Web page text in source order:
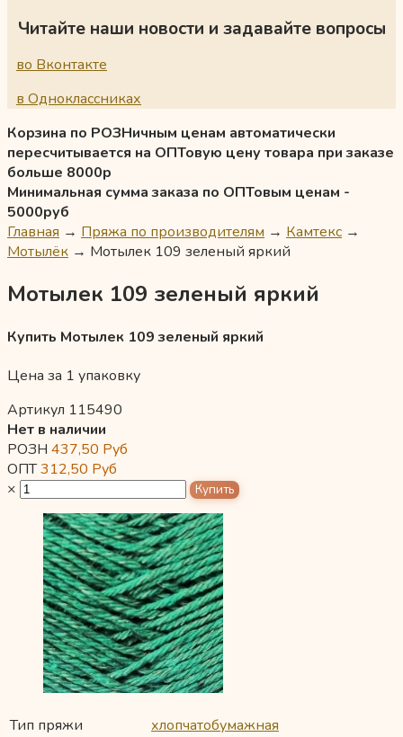
Читайте наши новости и задавайте вопросы
во Вконтакте
в Одноклассниках
Корзина по РОЗНичным ценам автоматически
пересчитывается на ОПТовую цену товара при заказе
больше 8000р
Минимальная сумма заказа по ОПТовым ценам -
5000руб
Главная → Пряжа по производителям → Камтекс →
Мотылёк → Мотылек 109 зеленый яркий
Мотылек 109 зеленый яркий
Купить Мотылек 109 зеленый яркий
Цена за 1 упаковку
Артикул 115490
Нет в наличии
РОЗН 437,50 Руб
ОПТ312,50 Руб
×
Тип пряжи
хлопчатобумажная